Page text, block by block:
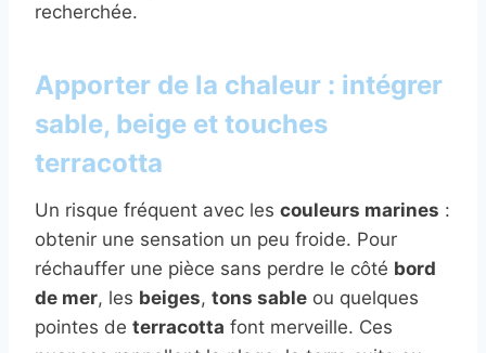
recherchée.
Apporter de la chaleur : intégrer
sable, beige et touches
terracotta
Un risque fréquent avec les couleurs marines :
obtenir une sensation un peu froide. Pour
réchauffer une pièce sans perdre le côté bord
de mer, les beiges, tons sable ou quelques
pointes de terracotta font merveille. Ces